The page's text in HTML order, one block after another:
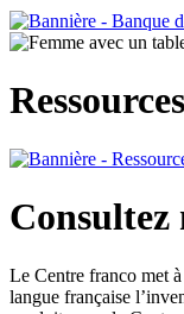
Consultez
Le Centre franco met
langue française